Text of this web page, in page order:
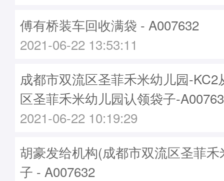
傅有桥装车回收满袋 - A007632
2021-06-22 13:53:11
成都市双流区圣菲禾米幼儿园-KC2
区圣菲禾米幼儿园认领袋子-
2021-06-22 10:19:29
胡豪发给机构(成都市双流区圣菲
子 - A007632